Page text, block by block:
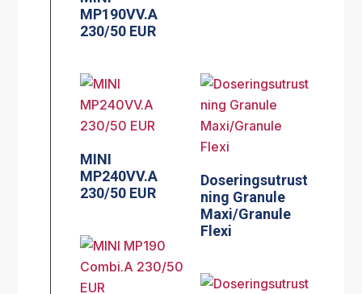
MP190VV.A
230/50 EUR
MINI
MP240VV.A
230/50 EUR
Doseringsutrust
ning Granule
Maxi/Granule
Flexi